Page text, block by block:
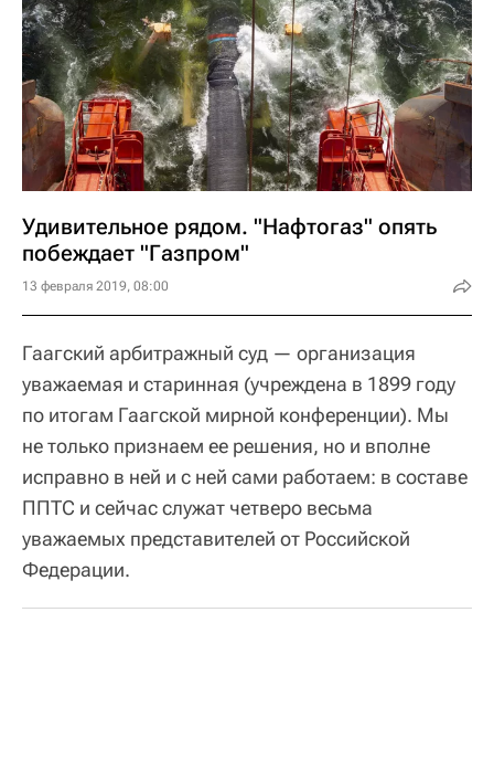
Удивительное рядом. "Нафтогаз" опять
побеждает "Газпром"
13 февраля 2019, 08:00
Гаагский арбитражный суд — организация
уважаемая и старинная (учреждена в 1899 году
по итогам Гаагской мирной конференции). Мы
не только признаем ее решения, но и вполне
исправно в ней и с ней сами работаем: в составе
ППТС и сейчас служат четверо весьма
уважаемых представителей от Российской
Федерации.